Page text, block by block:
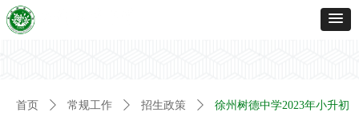
首页 ꄲ 常规工作 ꄲ 招生政策 ꄲ 徐州树德中学2023年小升初